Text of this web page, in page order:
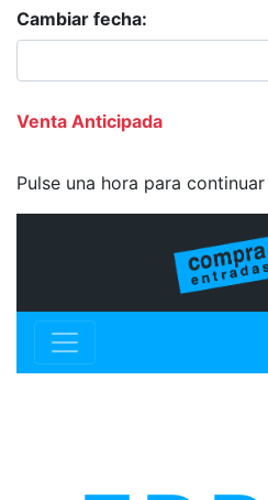
Cambiar fecha:
Venta Anticipada
Pulse una hora para